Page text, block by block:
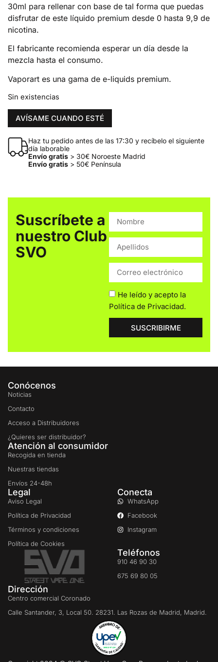
30ml para rellenar con base de tal forma que puedas
disfrutar de este líquido premium desde 0 hasta 9,9 de
nicotina.
El fabricante recomienda esperar un día desde la
mezcla hasta el consumo.
Vaporart es una gama de e-liquids premium.
Sin existencias
AVÍSAME CUANDO ESTÉ
Haz tu pedido antes de las 17:30 y recíbelo el siguiente
día laborable
Envío gratis> 30€ Noroeste Madrid
Envío gratis> 50€ Península
Suscríbete a
nuestro Club
SVO
He leído y acepto la
Política de Privacidad.
SUSCRIBIRME
Conócenos
Noticias
Contacto
Acceso a Distribuidores
¿Quieres ser distribuidor?
Atención al consumidor
Recogida en tienda
Nuestras tiendas
Envíos 24-48h
Legal
Aviso Legal
Política de Privacidad
Términos y condiciones
Política de Cookies
Conecta
WhatsApp
Facebook
Instagram
Teléfonos
910 46 90 30
675 69 80 05
Dirección
Centro comercial Coronado
Calle Santander, 3, Local 50. 28231. Las Rozas de Madrid, Madrid.